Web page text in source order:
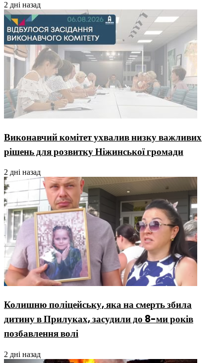
2 дні назад
Виконавчий комітет ухвалив низку важливих
рішень для розвитку Ніжинської громади
2 дні назад
Колишню поліцейську, яка на смерть збила
дитину в Прилуках, засудили до 8-ми років
позбавлення волі
2 дні назад